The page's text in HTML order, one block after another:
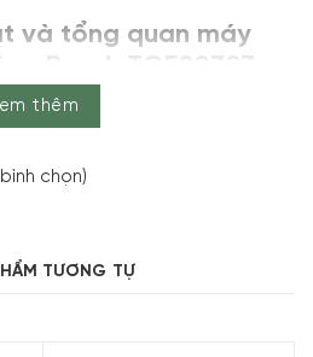
và tổng quan máy
Bosch TQE80703
thêm
chọn)
TƯƠNG TỰ